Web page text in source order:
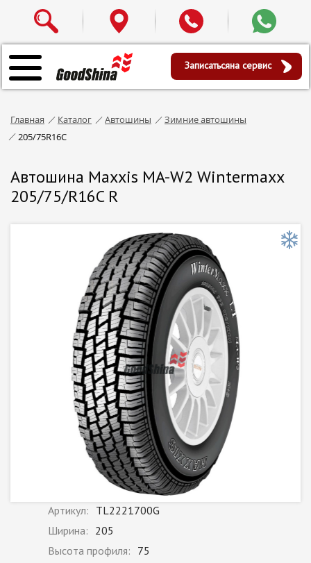
Записатьсяна сервис
Главная Каталог Автошины
Зимние автошины
205/75R16C
Автошина Maxxis MA-W2 Wintermaxx
205/75/R16C R
Артикул: TL2221700G
Ширина: 205
Высота профиля: 75